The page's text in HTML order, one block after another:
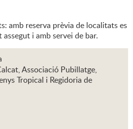
amb reserva prèvia de localitats es
i amb servei de bar.
Associació Pubillatge,
Tropical i Regidoria de